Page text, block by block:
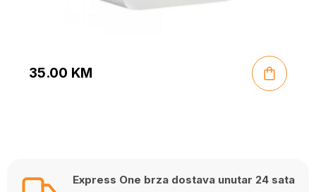
35.00 KM
Express One brza dostava unutar 24 sata